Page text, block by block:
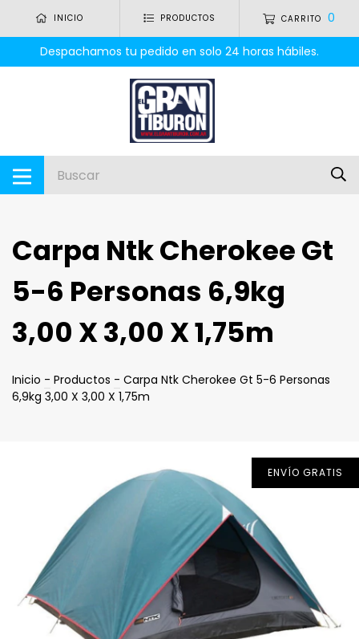
INICIO PRODUCTOS CARRITO 0
Despachamos tu pedido en solo 24 horas hábiles.
Carpa Ntk Cherokee Gt
5-6 Personas 6,9kg
3,00 X 3,00 X 1,75m
Inicio - Productos - Carpa Ntk Cherokee Gt 5-6 Personas
6,9kg 3,00 X 3,00 X 1,75m
ENVÍO GRATIS